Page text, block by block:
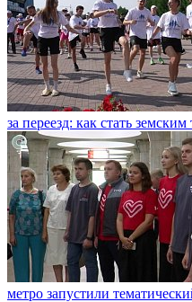
за переезд: как стать
метро запустили